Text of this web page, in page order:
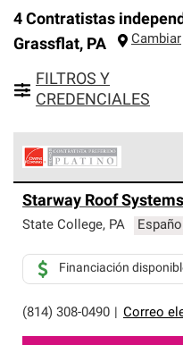
4 Contratistas
Grassflat, PA Cambiar
FILTROS Y
CREDENCIALES
Corning constituyen el
exclusiva y cumplen con
Solo ellos pueden
sistemas de techos.
Starway Roof Systems
State College, PA
(814) 308-0490 Correo
Financiación